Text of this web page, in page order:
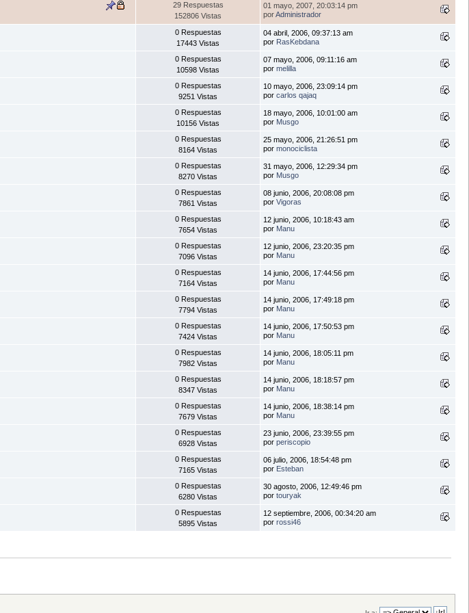
29 Respuestas
152806 Vistas
01 mayo, 2007, 20:03:14 pm
porAdministrador
0 Respuestas
17443 Vistas
04 abril, 2006, 09:37:13 am
por RasKebdana
0 Respuestas
10598 Vistas
07 mayo, 2006, 09:11:16 am
por melilla
0 Respuestas
9251 Vistas
10 mayo, 2006, 23:09:14 pm
por carlos qajaq
0 Respuestas
10156 Vistas
18 mayo, 2006, 10:01:00 am
por Musgo
0 Respuestas
8164 Vistas
25 mayo, 2006, 21:26:51 pm
por monociclista
0 Respuestas
8270 Vistas
31 mayo, 2006, 12:29:34 pm
por Musgo
0 Respuestas
7861 Vistas
08 junio, 2006, 20:08:08 pm
por Vigoras
0 Respuestas
7654 Vistas
12 junio, 2006, 10:18:43 am
por Manu
0 Respuestas
7096 Vistas
12 junio, 2006, 23:20:35 pm
por Manu
0 Respuestas
7164 Vistas
14 junio, 2006, 17:44:56 pm
por Manu
0 Respuestas
7794 Vistas
14 junio, 2006, 17:49:18 pm
por Manu
0 Respuestas
7424 Vistas
14 junio, 2006, 17:50:53 pm
por Manu
0 Respuestas
7982 Vistas
14 junio, 2006, 18:05:11 pm
por Manu
0 Respuestas
8347 Vistas
14 junio, 2006, 18:18:57 pm
por Manu
0 Respuestas
7679 Vistas
14 junio, 2006, 18:38:14 pm
por Manu
0 Respuestas
6928 Vistas
23 junio, 2006, 23:39:55 pm
por periscopio
0 Respuestas
7165 Vistas
06 julio, 2006, 18:54:48 pm
por Esteban
0 Respuestas
6280 Vistas
30 agosto, 2006, 12:49:46 pm
por touryak
0 Respuestas
5895 Vistas
12 septiembre, 2006, 00:34:20 am
por rossi46